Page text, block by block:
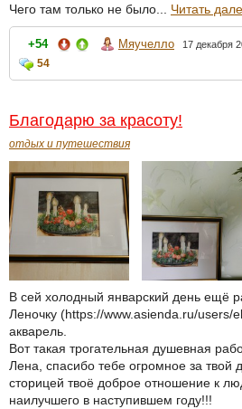
Чего там только не было... Читать
+54 Мяучелло 17 декабря
54
Благодарю за красоту!
отдых и путешествия
В сей холодный январский день ещё
Леночку (https://www.asienda.ru/users/
акварель.
Вот такая трогательная душевная
Лена, спасибо тебе огромное за твой
сторицей твоё доброе отношение к
наилучшего в наступившем году!!!